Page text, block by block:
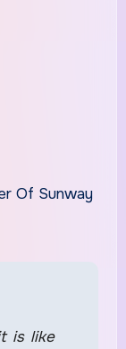
Of Sunway
is like